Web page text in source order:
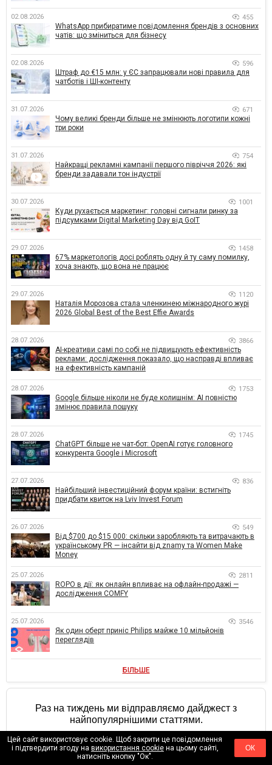
02.08.2026 455
WhatsApp прибиратиме повідомлення брендів з основних
чатів: що зміниться для бізнесу
02.08.2026 596
Штраф до €15 млн: у ЄС запрацювали нові правила для
чатботів і ШІ-контенту
31.07.2026 671
Чому великі бренди більше не змінюють логотипи кожні
три роки
31.07.2026 754
Найкращі рекламні кампанії першого півріччя 2026: які
бренди задавали тон індустрії
30.07.2026 1001
Куди рухається маркетинг: головні сигнали ринку за
підсумками Digital Marketing Day від GoIT
29.07.2026 1458
67% маркетологів досі роблять одну й ту саму помилку,
хоча знають, що вона не працює
29.07.2026 1120
Наталія Морозова стала членкинею міжнародного журі
2026 Global Best of the Best Effie Awards
28.07.2026 3866
AI-креативи самі по собі не підвищують ефективність
реклами: дослідження показало, що насправді впливає
на ефективність кампаній
28.07.2026 1753
Google більше ніколи не буде колишнім: AI повністю
змінює правила пошуку
28.07.2026 1745
ChatGPT більше не чат-бот: OpenAI готує головного
конкурента Google і Microsoft
27.07.2026 836
Найбільший інвестиційний форум країни: встигніть
придбати квиток на Lviv Invest Forum
26.07.2026 549
Від $700 до $15 000: скільки заробляють та витрачають в
українському PR — інсайти від znamy та Women Make
Money
25.07.2026 2811
ROPO в дії: як онлайн впливає на офлайн-продажі —
дослідження COMFY
25.07.2026 3546
Як один оберт приніс Philips майже 10 мільйонів
переглядів
БІЛЬШЕ
Раз на тиждень ми відправляємо дайджест з
найпопулярнішими статтями.
Ваш email*
Цей сайт використовує cookie. Щоб закрити це повідомлення
і підтвердити згоду на використання cookieна цьому сайті,
натисніть кнопку "Ок".
ОК